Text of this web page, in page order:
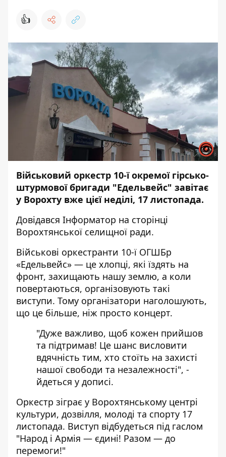
👍
Військовий оркестр 10-ї окремої гірсько-
штурмової бригади "Едельвейс" завітає
у Ворохту вже цієї неділі, 17 листопада.
Довідався Інформатор на сторінці
Ворохтянської селищної ради.
Військові оркестранти 10-ї ОГШБр
«Едельвейс» — це хлопці, які їздять на
фронт, захищають нашу землю, а коли
повертаються, організовують такі
виступи. Тому організатори наголошують,
що це більше, ніж просто концерт.
"Дуже важливо, щоб кожен прийшов
та підтримав! Це шанс висловити
вдячність тим, хто стоїть на захисті
нашої свободи та незалежності", -
йдеться у дописі.
Оркестр зіграє у Ворохтянському центрі
культури, дозвілля, молоді та спорту 17
листопада. Виступ відбудеться під гаслом
"Народ і Армія — єдині! Разом — до
перемоги!"